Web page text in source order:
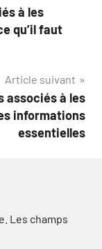
à les
qu’il faut
Article suivant
associés à les
informations
essentielles
Les champs